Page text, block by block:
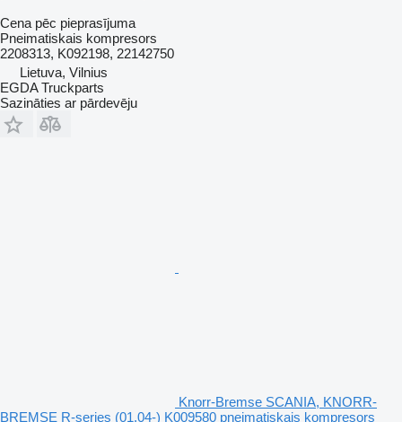
Cena pēc pieprasījuma
Pneimatiskais kompresors
2208313, K092198, 22142750
Lietuva, Vilnius
EGDA Truckparts
Sazināties ar pārdevēju
Knorr-Bremse SCANIA, KNORR-
BREMSE R-series (01.04-) K009580 pneimatiskais kompresors